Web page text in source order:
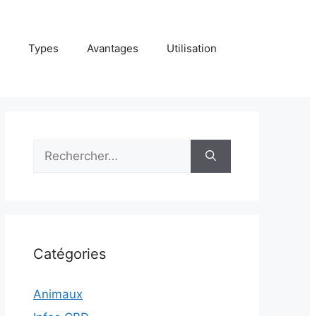
Types Avantages Utilisation
Catégories
Animaux